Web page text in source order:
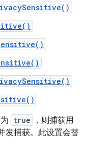
true
，则捕获用
发捕获。此设置会替